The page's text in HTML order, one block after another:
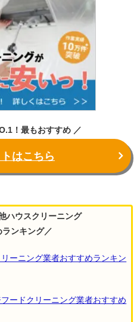
！最もおすすめ ／
はこちら
ハウスクリーニング
ランキング／
ーニング業者おすすめランキン
ードクリーニング業者おすすめ